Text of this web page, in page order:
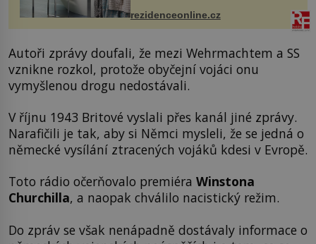
mohou jako mávnutím kouzelného
proutku...
rezidenceonline.cz
Autoři zprávy doufali, že mezi Wehrmachtem a SS
vznikne rozkol, protože obyčejní vojáci onu
vymyšlenou drogu nedostávali.
V říjnu 1943 Britové vyslali přes kanál jiné zprávy.
Narafičili je tak, aby si Němci mysleli, že se jedná o
německé vysílání ztracených vojáků kdesi v Evropě.
Toto rádio očerňovalo premiéra Winstona
Churchilla, a naopak chválilo nacistický režim.
Do zpráv se však nenápadně dostávaly informace o